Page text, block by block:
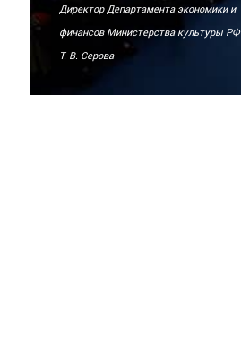
Директор Департамента экономики и
финансов Министерства культуры РФ
Т. В. Серова